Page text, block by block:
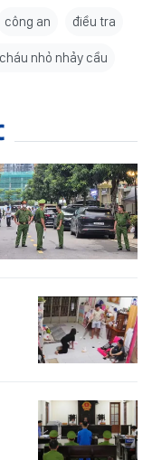
công an điều tra
nhỏ nhảy cầu